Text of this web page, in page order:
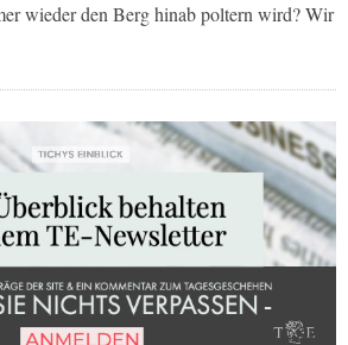
wieder den Berg hinab poltern wird? Wir